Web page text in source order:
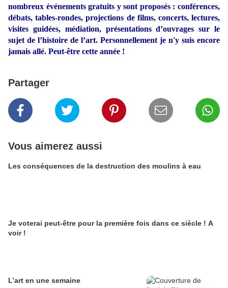
nombreux événements gratuits y sont proposés : conférences,
débats, tables-rondes, projections de films, concerts, lectures,
visites guidées, médiation, présentations d’ouvrages sur le
sujet de l’histoire de l’art. Personnellement je n'y suis encore
jamais allé. Peut-être cette année !
Partager
Vous aimerez aussi
Les conséquences de la destruction des moulins à eau
Je voterai peut-être pour la première fois dans ce siècle ! A
voir !
L’art en une semaine